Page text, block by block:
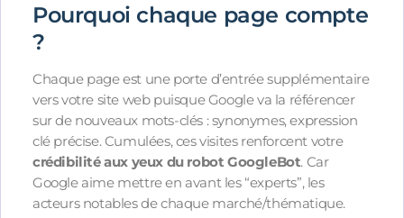
Pourquoi chaque page compte
?
Chaque page est une porte d’entrée supplémentaire
vers votre site web puisque Google va la référencer
sur de nouveaux mots-clés : synonymes, expression
clé précise. Cumulées, ces visites renforcent votre
crédibilité aux yeux du robot GoogleBot. Car
Google aime mettre en avant les “experts”, les
acteurs notables de chaque marché/thématique.